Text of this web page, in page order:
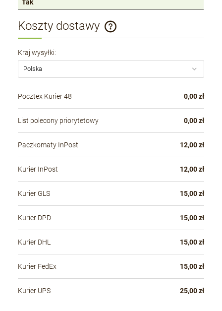
Tak
Koszty dostawy
Cena nie zawiera ewentualnych kosztów płatności
Kraj wysyłki:
Pocztex Kurier 48 0,00 zł
List polecony priorytetowy 0,00 zł
Paczkomaty InPost 12,00 zł
Kurier InPost 12,00 zł
Kurier GLS 15,00 zł
Kurier DPD 15,00 zł
Kurier DHL 15,00 zł
Kurier FedEx 15,00 zł
Kurier UPS 25,00 zł